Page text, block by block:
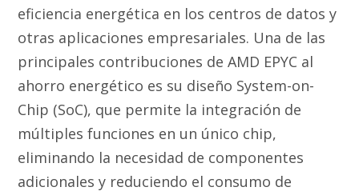
eficiencia energética en los centros de datos y
otras aplicaciones empresariales. Una de las
principales contribuciones de AMD EPYC al
ahorro energético es su diseño System-on-
Chip (SoC), que permite la integración de
múltiples funciones en un único chip,
eliminando la necesidad de componentes
adicionales y reduciendo el consumo de